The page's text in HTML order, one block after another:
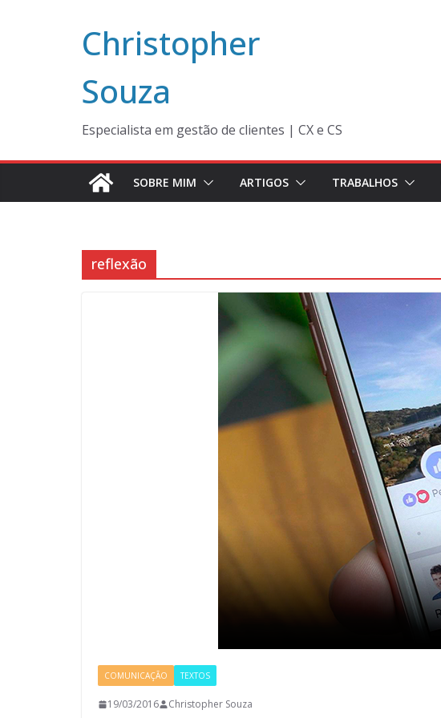
Christopher
Souza
Especialista em gestão de clientes | CX e CS
SOBRE MIM ARTIGOS TRABALHOS
reflexão
COMUNICAÇÃO TEXTOS
19/03/2016 Christopher Souza